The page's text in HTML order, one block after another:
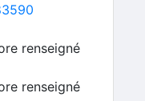
renseigné
renseigné